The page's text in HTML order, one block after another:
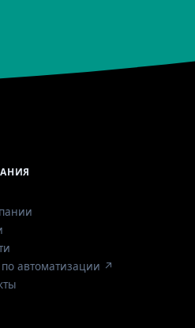
автоматизации ↗